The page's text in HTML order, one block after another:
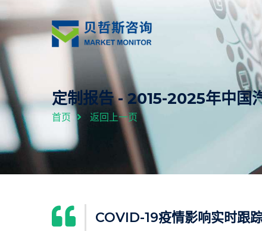
定制报告 - 2015-2025年中国
首页 返回上一页
COVID-19疫情影响实时跟